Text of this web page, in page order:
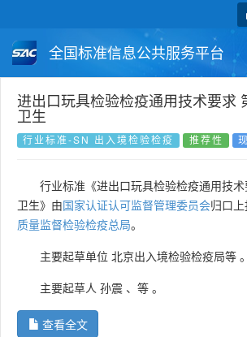
全国标准信息公共服务平台
国家标准 行业标准
团体标准 企业标准
国外标准 技术委员会
进出口玩具检验检疫通用技术要求
卫生
行业标准-SN 出入境检验检疫 推荐性
行业标准《进出口玩具检验检疫通用技
卫生》由国家认证认可监督管理委员会归口
质量监督检验检疫总局。
主要起草单位 北京出入境检验检疫局等 。
主要起草人 孙震 、 等 。
查看全文